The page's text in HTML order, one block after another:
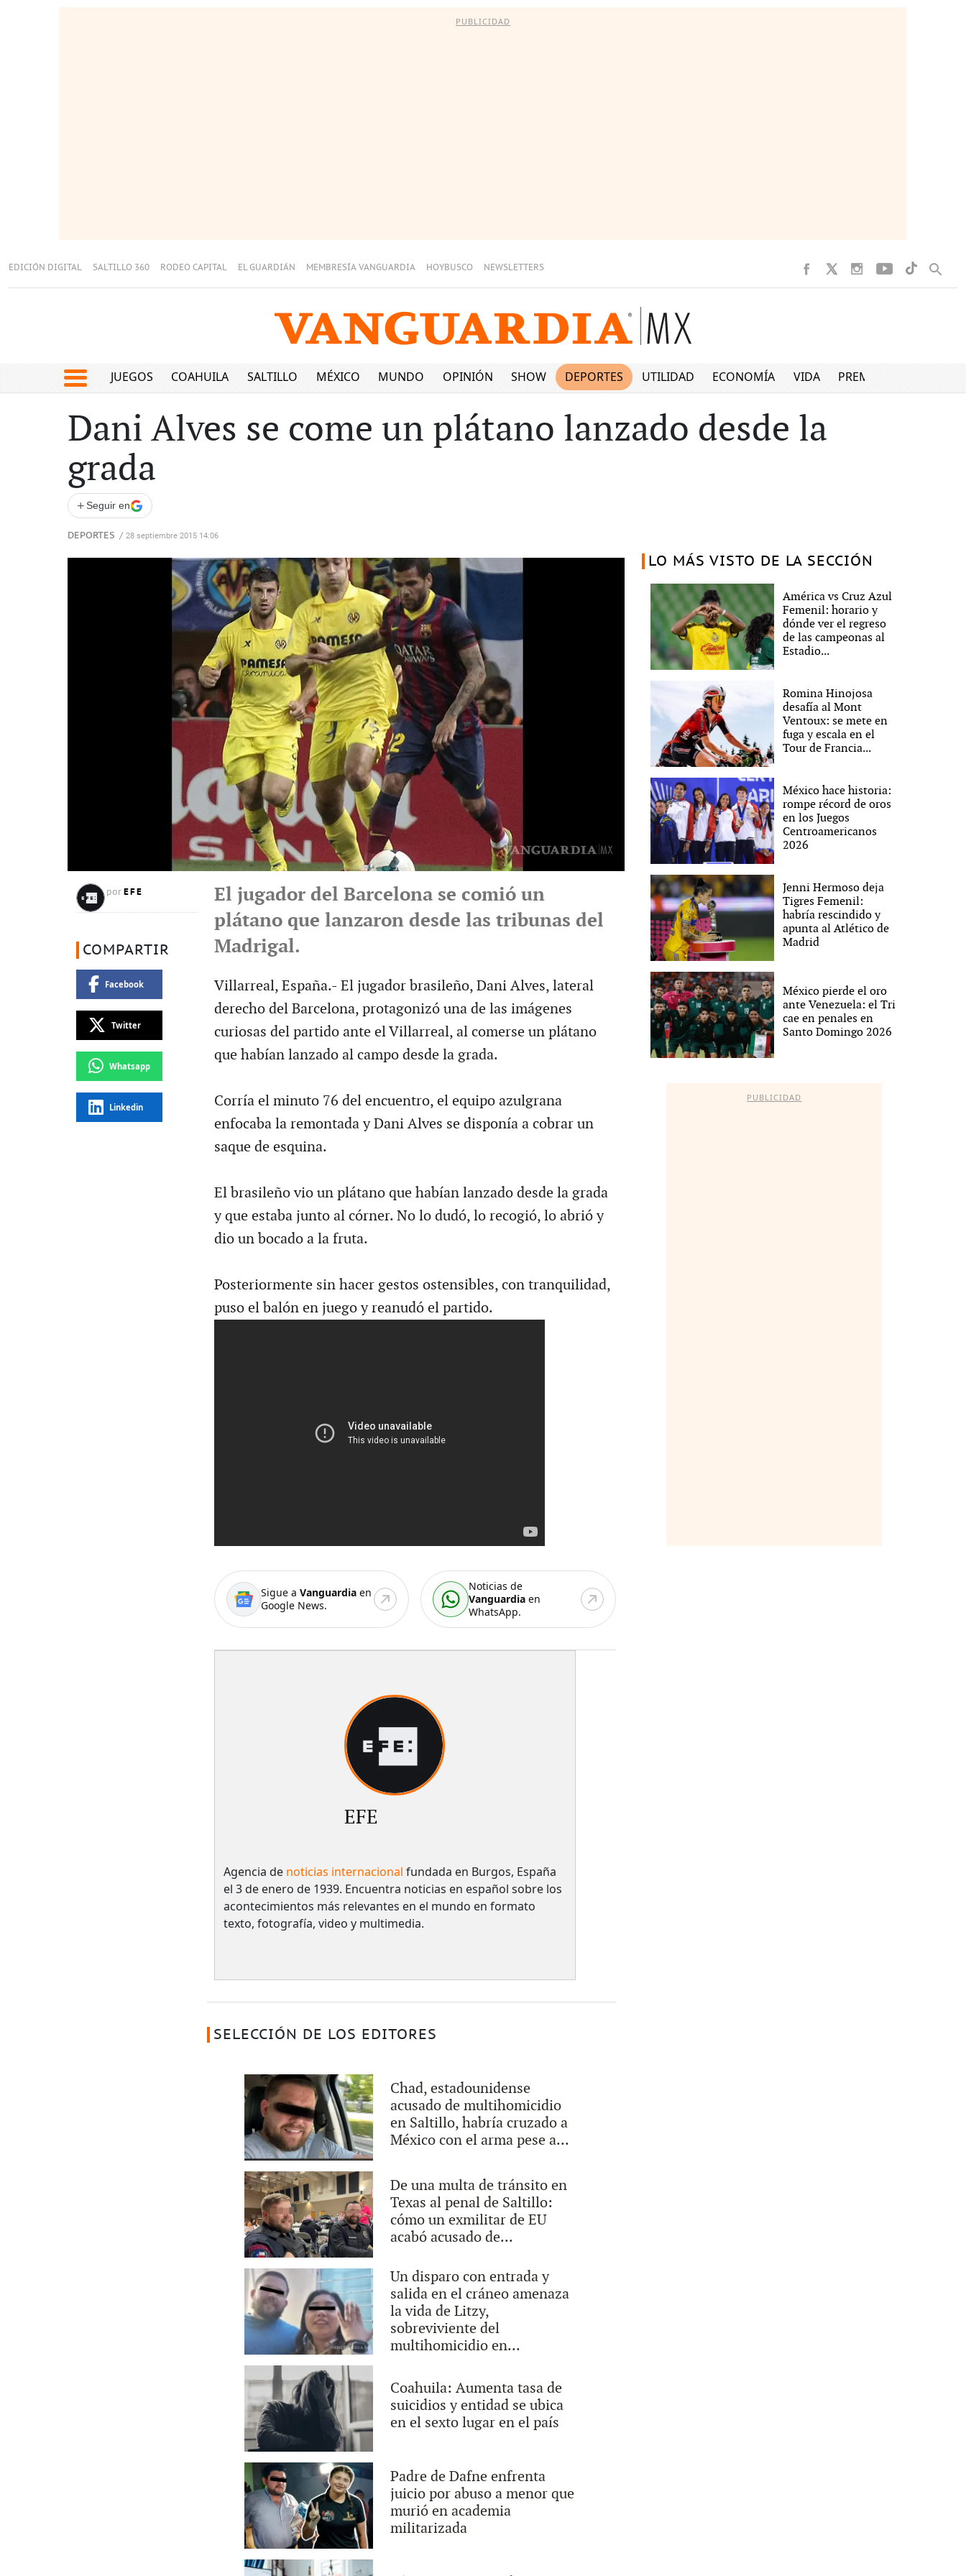
PUBLICIDAD
EDICIÓN DIGITAL SALTILLO 360 RODEO CAPITAL EL GUARDIÁN MEMBRESÍA VANGUARDIA HOYBUSCO NEWSLETTERS
JUEGOS COAHUILA SALTILLO MÉXICO MUNDO OPINIÓN SHOW DEPORTES UTILIDAD ECONOMÍA VIDA PREMIUM
Dani Alves se come un plátano lanzado desde la
grada
+ Seguir en
DEPORTES / 28 septiembre 2015 14:06
por EFE
COMPARTIR
Facebook
Twitter
Whatsapp
Linkedin
El jugador del Barcelona se comió un
plátano que lanzaron desde las tribunas del
Madrigal.
Villarreal, España.- El jugador brasileño, Dani Alves, lateral
derecho del Barcelona, protagonizó una de las imágenes
curiosas del partido ante el Villarreal, al comerse un plátano
que habían lanzado al campo desde la grada.
Corría el minuto 76 del encuentro, el equipo azulgrana
enfocaba la remontada y Dani Alves se disponía a cobrar un
saque de esquina.
El brasileño vio un plátano que habían lanzado desde la grada
y que estaba junto al córner. No lo dudó, lo recogió, lo abrió y
dio un bocado a la fruta.
Posteriormente sin hacer gestos ostensibles, con tranquilidad,
puso el balón en juego y reanudó el partido.
Sigue a Vanguardiaen
Google News.
Noticias de
Vanguardia en
WhatsApp.
EFE
Agencia de noticias internacional fundada en Burgos, España
el 3 de enero de 1939. Encuentra noticias en español sobre los
acontecimientos más relevantes en el mundo en formato
texto, fotografía, video y multimedia.
SELECCIÓN DE LOS EDITORES
Chad, estadounidense
acusado de multihomicidio
en Saltillo, habría cruzado a
México con el arma pese a...
De una multa de tránsito en
Texas al penal de Saltillo:
cómo un exmilitar de EU
acabó acusado de...
Un disparo con entrada y
salida en el cráneo amenaza
la vida de Litzy,
sobreviviente del
multihomicidio en...
Coahuila: Aumenta tasa de
suicidios y entidad se ubica
en el sexto lugar en el país
Padre de Dafne enfrenta
juicio por abuso a menor que
murió en academia
militarizada
LO MÁS VISTO DE LA SECCIÓN
América vs Cruz Azul
Femenil: horario y
dónde ver el regreso
de las campeonas al
Estadio...
Romina Hinojosa
desafía al Mont
Ventoux: se mete en
fuga y escala en el
Tour de Francia...
México hace historia:
rompe récord de oros
en los Juegos
Centroamericanos
2026
Jenni Hermoso deja
Tigres Femenil:
habría rescindido y
apunta al Atlético de
Madrid
México pierde el oro
ante Venezuela: el Tri
cae en penales en
Santo Domingo 2026
PUBLICIDAD